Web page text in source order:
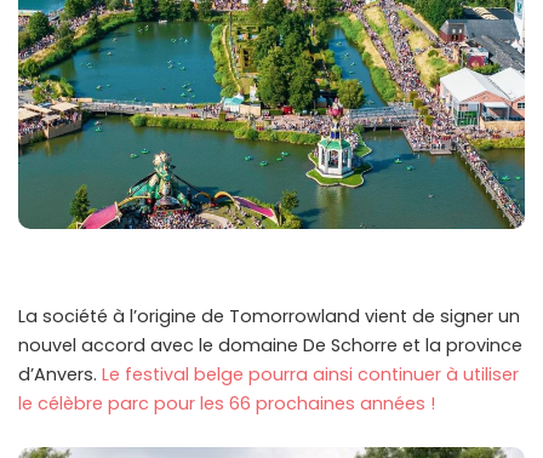
La société à l’origine de Tomorrowland vient de signer un
nouvel accord avec le domaine De Schorre et la province
d’Anvers. Le festival belge pourra ainsi continuer à utiliser
le célèbre parc pour les 66 prochaines années !